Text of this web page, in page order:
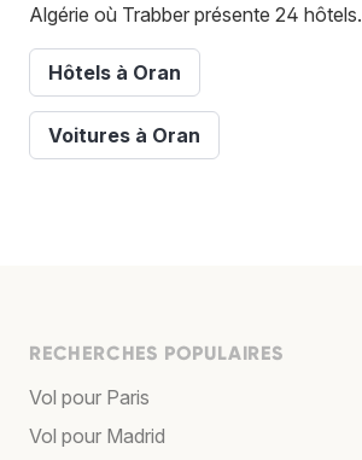
Algérie où Trabber présente 24 hôtels.
Hôtels à Oran
Voitures à Oran
RECHERCHES POPULAIRES
Vol pour Paris
Vol pour Madrid